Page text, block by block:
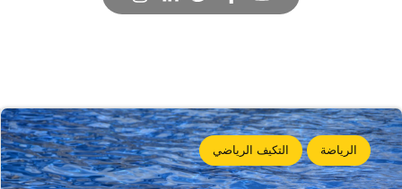
الرياضة التكيف الرياضي